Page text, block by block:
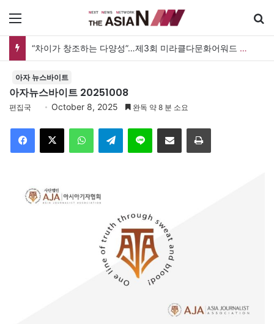
메뉴
“차이가 창조하는 다양성”…제3회 미라클다문화어워드 시상식
아자 뉴스바이트
아자뉴스바이트 20251008
편집국 October 8, 2025 완독 약 8 분 소요
Facebook
X WhatsAppTelegramLine 이메일 인쇄